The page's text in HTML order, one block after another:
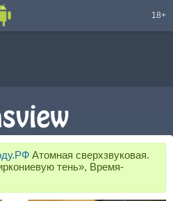
18+
Атомная сверхзвуковая.
тень», Время-